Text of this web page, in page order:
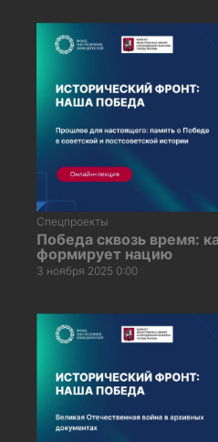
Спецпроекты
Победа сквозь время:
формирует нацию
3 ноября 2025 0:00